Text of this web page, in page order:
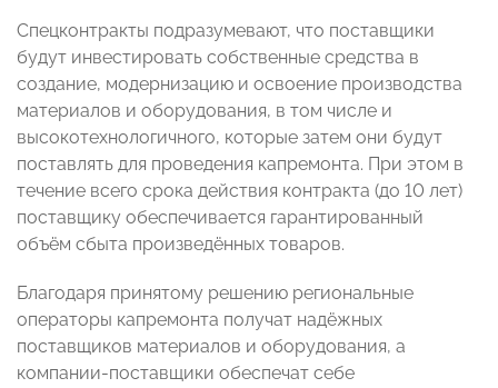
Спецконтракты подразумевают, что поставщики
будут инвестировать собственные средства в
создание, модернизацию и освоение производства
материалов и оборудования, в том числе и
высокотехнологичного, которые затем они будут
поставлять для проведения капремонта. При этом в
течение всего срока действия контракта (до 10 лет)
поставщику обеспечивается гарантированный
объём сбыта произведённых товаров.
Благодаря принятому решению региональные
операторы капремонта получат надёжных
поставщиков материалов и оборудования, а
компании-поставщики обеспечат себе